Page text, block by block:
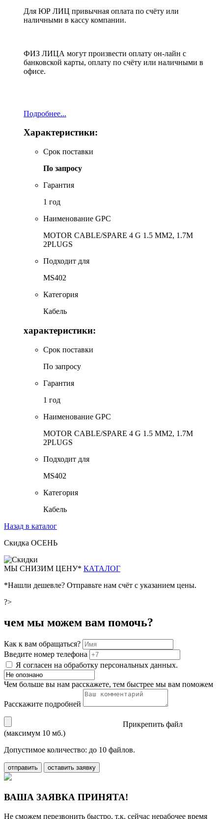
Для ЮР ЛИЦ привычная оплата по счёту или
наличными в кассу компании.
ФИЗ ЛИЦА могут произвести оплату он-лайн с
банковской карты, оплату по счёту или наличными в
офисе.
Подробнее...
Характеристики:
Срок поставки
По запросу
Гарантия
1 год
Наименование GPC
MOTOR CABLE/SPARE 4 G 1.5 MM2, 1.7M
2PLUGS
Подходит для
MS402
Категория
Кабель
характеристики:
Срок поставки
По запросу
Гарантия
1 год
Наименование GPC
MOTOR CABLE/SPARE 4 G 1.5 MM2, 1.7M
2PLUGS
Подходит для
MS402
Категория
Кабель
Назад в каталог
Скидка ОСЕНЬ
МЫ СНИЗИМ ЦЕНУ* КАТАЛОГ
*Нашли дешевле? Отправьте нам счёт с указанием цены.
?>
чем мы можем вам помочь?
Как к вам обращаться?
Введите номер телефона
Я согласен на обработку персональных данных.
Чем больше вы нам расскажете, тем быстрее мы вам поможем
Расскажите подробней
Прикрепить файл
(максимум 10 мб.)
Допустимое количество: до 10 файлов.
отправить оставить заявку
ВАША ЗАЯВКА ПРИНЯТА!
Не сможем перезвонить быстро, т.к. сейчас нерабочее время